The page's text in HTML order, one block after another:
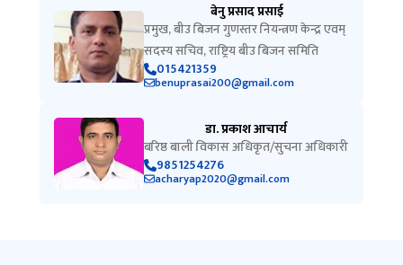
बेनु प्रसाद प्रसाई
प्रमुख, बीउ बिजन गुणस्तर नियन्त्रण केन्द्र एवम्
सदस्य सचिव, राष्ट्रिय बीउ बिजन समिति
015421359
benuprasai200@gmail.com
डा. प्रकाश आचार्य
बरिष्ठ बाली विकास अधिकृत/सुचना अधिकारी
9851254276
acharyap2020@gmail.com